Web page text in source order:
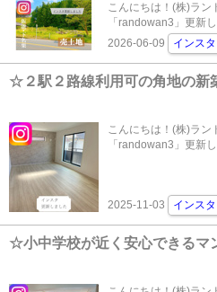
こんにちは！(株)ラン
「randowan3」更新
2026-06-09
インスタ
☆２駅２路線利用可の角地の
こんにちは！(株)ラン
「randowan3」更新
2025-11-03 インスタ
☆小中学校が近く安心できる